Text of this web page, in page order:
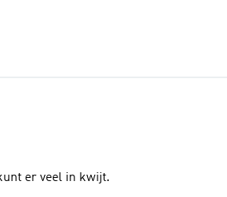
er veel in kwijt.